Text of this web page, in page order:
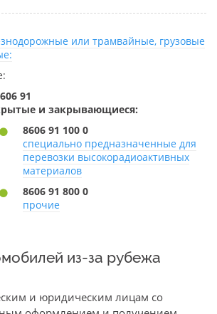
или трамвайные, грузовые
91
и закрывающиеся:
8606 91 100 0
специально предназначенные для
перевозки высокорадиоактивных
материалов
8606 91 800 0
прочие
из-за рубежа
и юридическим лицам со